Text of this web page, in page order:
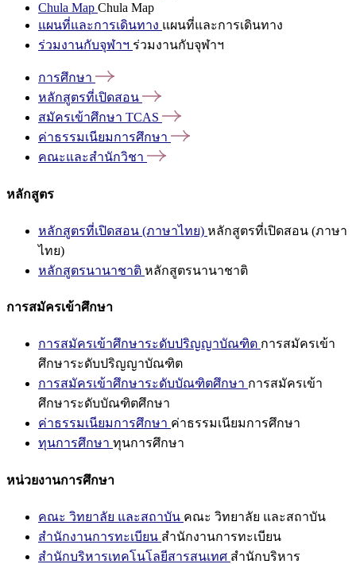
Chula Map Chula Map
แผนที่และการเดินทาง แผนที่และการเดินทาง
ร่วมงานกับจุฬาฯ ร่วมงานกับจุฬาฯ
การศึกษา
หลักสูตรที่เปิดสอน
สมัครเข้าศึกษา TCAS
ค่าธรรมเนียมการศึกษา
คณะและสำนักวิชา
หลักสูตร
หลักสูตรที่เปิดสอน (ภาษาไทย) หลักสูตรที่เปิดสอน (ภาษา
ไทย)
หลักสูตรนานาชาติ หลักสูตรนานาชาติ
การสมัครเข้าศึกษา
การสมัครเข้าศึกษาระดับปริญญาบัณฑิต การสมัครเข้า
ศึกษาระดับปริญญาบัณฑิต
การสมัครเข้าศึกษาระดับบัณฑิตศึกษา การสมัครเข้า
ศึกษาระดับบัณฑิตศึกษา
ค่าธรรมเนียมการศึกษา ค่าธรรมเนียมการศึกษา
ทุนการศึกษา ทุนการศึกษา
หน่วยงานการศึกษา
คณะ วิทยาลัย และสถาบัน คณะ วิทยาลัย และสถาบัน
สำนักงานการทะเบียน สำนักงานการทะเบียน
สำนักบริหารเทคโนโลยีสารสนเทศ สำนักบริหาร